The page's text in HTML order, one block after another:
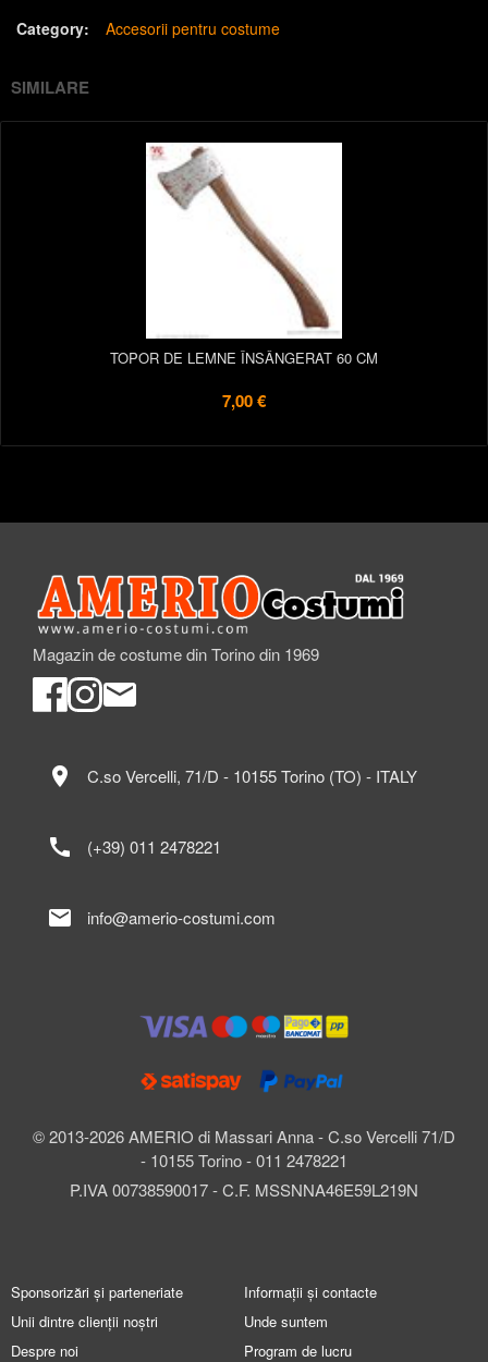
Category: Accesorii pentru costume
SIMILARE
TOPOR DE LEMNE ÎNSÂNGERAT 60 CM
7,00 €
Magazin de costume din Torino din 1969
© 2013-2026 AMERIO di Massari Anna - C.so Vercelli 71/D
- 10155 Torino - 011 2478221
P.IVA 00738590017 - C.F. MSSNNA46E59L219N
location_on C.so Vercelli, 71/D - 10155 Torino (TO) - ITALY
call (+39) 011 2478221
mail info@amerio-costumi.com
Sponsorizări și parteneriate
Unii dintre clienții noștri
Despre noi
Informații și contacte
Unde suntem
Program de lucru